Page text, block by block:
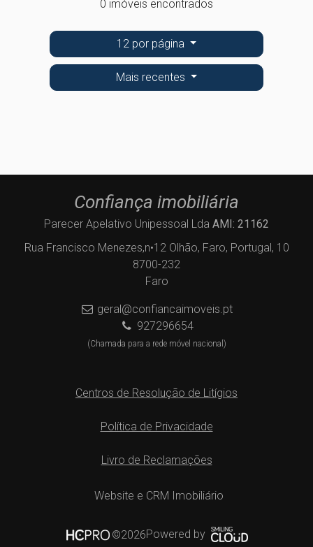
0 imóveis encontrados
12 por página
Mais recentes
Confiança imobiliária
Parecer Apelativo Unipessoal Lda AMI: 21162
Rua Francisco Menezes,n•12 Olhão, Faro, Portugal, 10
8700-232
Faro
geral@confiancaimoveis.pt
927296654
(Chamada para a rede móvel nacional)
Centros de Resolução de Litígios
Política de Privacidade
Livro de Reclamações
Website e CRM Imobiliário
©2026Powered by